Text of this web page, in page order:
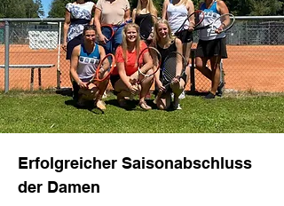
Erfolgreicher Saisonabschluss
der Damen